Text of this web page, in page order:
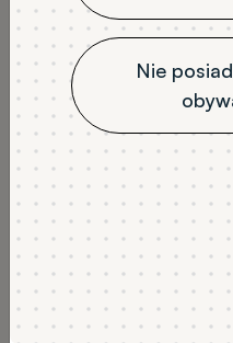
Nie
Wydział
WCH/CKM
and
WCH
WBAIŚ